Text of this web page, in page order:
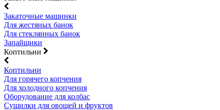
Закаточные машинки
Для жестяных банок
Для стеклянных банок
Запайщики
Коптильни
Коптильни
Для горячего копчения
Для холодного копчения
Оборудование для колбас
Сушилки для овощей и фруктов